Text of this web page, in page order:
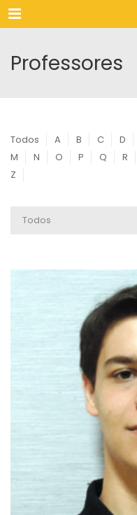
Menu
Professores
Todos A B C D
M
N O P Q R
Z